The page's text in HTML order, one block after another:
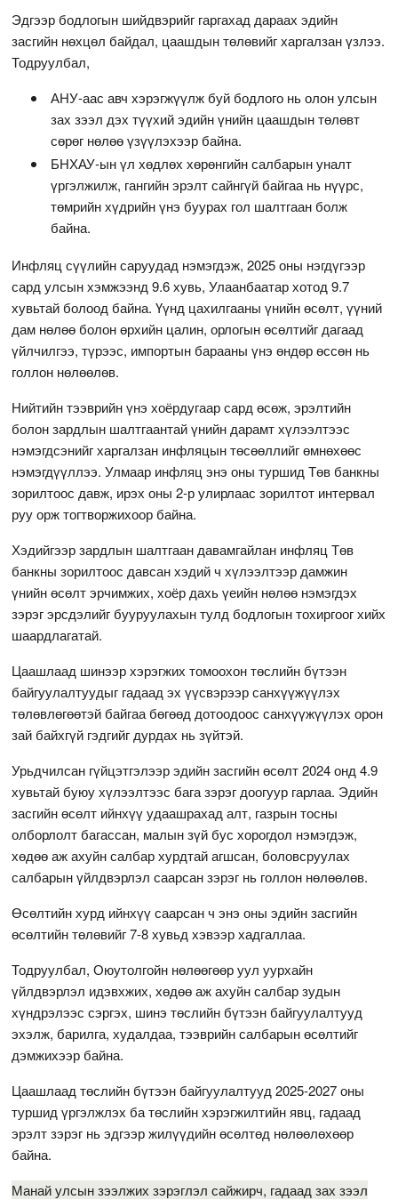
Эдгээр бодлогын шийдвэрийг гаргахад дараах эдийн
засгийн нөхцөл байдал, цаашдын төлөвийг харгалзан үзлээ.
Тодруулбал,
АНУ-аас авч хэрэгжүүлж буй бодлого нь олон улсын
зах зээл дэх түүхий эдийн үнийн цаашдын төлөвт
сөрөг нөлөө үзүүлэхээр байна.
БНХАУ-ын үл хөдлөх хөрөнгийн салбарын уналт
үргэлжилж, гангийн эрэлт сайнгүй байгаа нь нүүрс,
төмрийн хүдрийн үнэ буурах гол шалтгаан болж
байна.
Инфляц сүүлийн саруудад нэмэгдэж, 2025 оны нэгдүгээр
сард улсын хэмжээнд 9.6 хувь, Улаанбаатар хотод 9.7
хувьтай болоод байна. Үүнд цахилгааны үнийн өсөлт, үүний
дам нөлөө болон өрхийн цалин, орлогын өсөлтийг дагаад
үйлчилгээ, түрээс, импортын барааны үнэ өндөр өссөн нь
голлон нөлөөлөв.
Нийтийн тээврийн үнэ хоёрдугаар сард өсөж, эрэлтийн
болон зардлын шалтгаантай үнийн дарамт хүлээлтээс
нэмэгдсэнийг харгалзан инфляцын төсөөллийг өмнөхөөс
нэмэгдүүллээ. Улмаар инфляц энэ оны туршид Төв банкны
зорилтоос давж, ирэх оны 2-р улирлаас зорилтот интервал
руу орж тогтворжихоор байна.
Хэдийгээр зардлын шалтгаан давамгайлан инфляц Төв
банкны зорилтоос давсан хэдий ч хүлээлтээр дамжин
үнийн өсөлт эрчимжих, хоёр дахь үеийн нөлөө нэмэгдэх
зэрэг эрсдэлийг бууруулахын тулд бодлогын тохиргоог хийх
шаардлагатай.
Цаашлаад шинээр хэрэгжих томоохон төслийн бүтээн
байгуулалтуудыг гадаад эх үүсвэрээр санхүүжүүлэх
төлөвлөгөөтэй байгаа бөгөөд дотоодоос санхүүжүүлэх орон
зай байхгүй гэдгийг дурдах нь зүйтэй.
Урьдчилсан гүйцэтгэлээр эдийн засгийн өсөлт 2024 онд 4.9
хувьтай буюу хүлээлтээс бага зэрэг доогуур гарлаа. Эдийн
засгийн өсөлт ийнхүү удаашрахад алт, газрын тосны
олборлолт багассан, малын зүй бус хорогдол нэмэгдэж,
хөдөө аж ахуйн салбар хурдтай агшсан, боловсруулах
салбарын үйлдвэрлэл саарсан зэрэг нь голлон нөлөөлөв.
Өсөлтийн хурд ийнхүү саарсан ч энэ оны эдийн засгийн
өсөлтийн төлөвийг 7-8 хувьд хэвээр хадгаллаа.
Тодруулбал, Оюутолгойн нөлөөгөөр уул уурхайн
үйлдвэрлэл идэвхжих, хөдөө аж ахуйн салбар зудын
хүндрэлээс сэргэх, шинэ төслийн бүтээн байгуулалтууд
эхэлж, барилга, худалдаа, тээврийн салбарын өсөлтийг
дэмжихээр байна.
Цаашлаад төслийн бүтээн байгуулалтууд 2025-2027 оны
туршид үргэлжлэх ба төслийн хэрэгжилтийн явц, гадаад
эрэлт зэрэг нь эдгээр жилүүдийн өсөлтөд нөлөөлөхөөр
байна.
Манай улсын зээлжих зэрэглэл сайжирч, гадаад зах зээл